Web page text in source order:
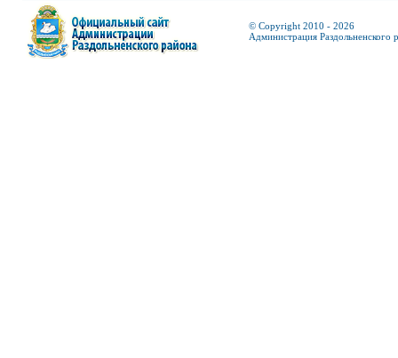
© Copyright 2010 - 2026
Администрация Раздольненского